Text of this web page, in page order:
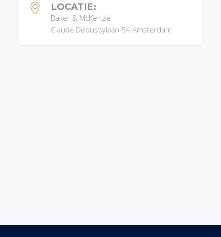
LOCATIE:
Baker & McKenzie
Claude Debussylaan 54 Amsterdam